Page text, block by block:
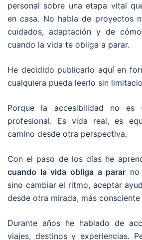
personal sobre una etapa vital
en casa. No habla de proyectos
cuidados, adaptación y de
cuando la vida te obliga a parar.
He decidido publicarlo aquí en
cualquiera pueda leerlo sin
Porque la accesibilidad no es
profesional. Es vida real, es
camino desde otra perspectiva.
Con el paso de los días he
cuando la vida obliga a parar no
sino cambiar el ritmo, aceptar
desde otra mirada, más consciente
Durante años he hablado de
viajes, destinos y experiencias.